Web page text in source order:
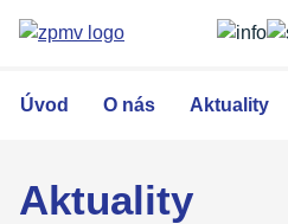
obsahu
Úvod O nás Aktuality
Aktuality